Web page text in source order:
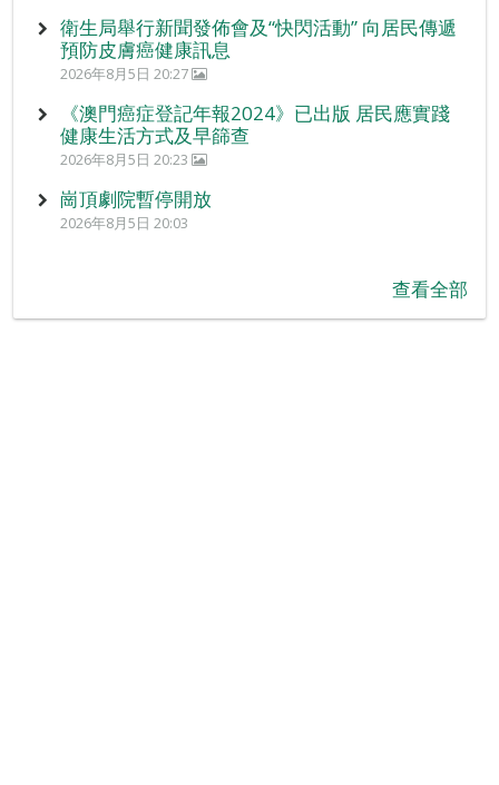
衛生局舉行新聞發佈會及“快閃活動” 向居民傳遞
預防皮膚癌健康訊息
2026年8月5日 20:27
《澳門癌症登記年報2024》已出版 居民應實踐
健康生活方式及早篩查
2026年8月5日 20:23
崗頂劇院暫停開放
2026年8月5日 20:03
查看全部